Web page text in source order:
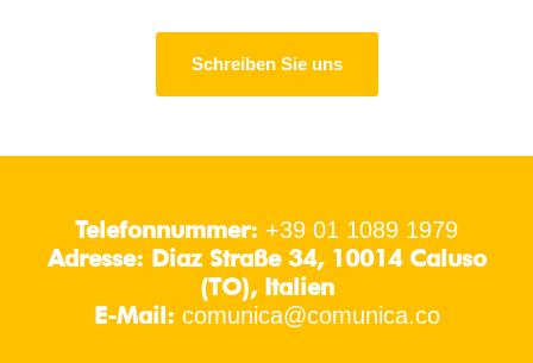
Schreiben Sie uns
Telefonnummer: +39 01 1089 1979
Adresse: Diaz Straße 34, 10014 Caluso
(TO), Italien
E-Mail: comunica@comunica.co